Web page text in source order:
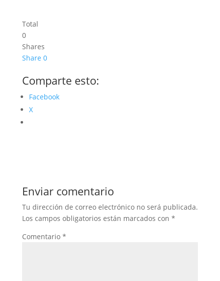
Total
0
Shares
Share 0
Comparte esto:
Facebook
X
Enviar comentario
Tu dirección de correo electrónico no será publicada.
Los campos obligatorios están marcados con *
Comentario *